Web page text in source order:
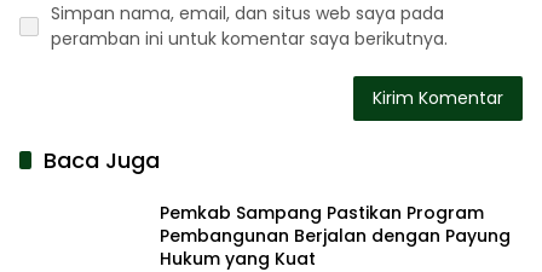
Simpan nama, email, dan situs web saya pada
peramban ini untuk komentar saya berikutnya.
Baca Juga
Pemkab Sampang Pastikan Program
Pembangunan Berjalan dengan Payung
Hukum yang Kuat